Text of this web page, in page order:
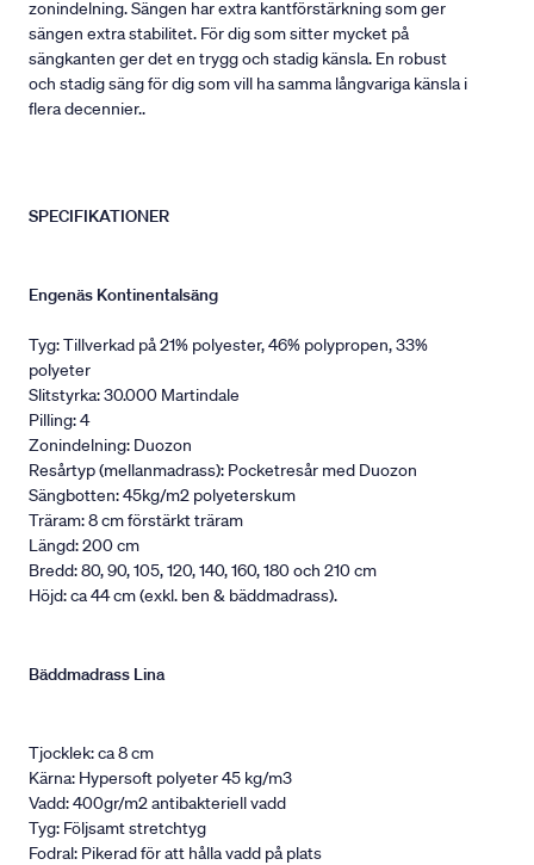
zonindelning. Sängen har extra kantförstärkning som ger
sängen extra stabilitet. För dig som sitter mycket på
sängkanten ger det en trygg och stadig känsla. En robust
och stadig säng för dig som vill ha samma långvariga känsla i
flera decennier..
SPECIFIKATIONER
Engenäs Kontinentalsäng
Tyg: Tillverkad på 21% polyester, 46% polypropen, 33%
polyeter
Slitstyrka: 30.000 Martindale
Pilling: 4
Zonindelning: Duozon
Resårtyp (mellanmadrass): Pocketresår med Duozon
Sängbotten: 45kg/m2 polyeterskum
Träram: 8 cm förstärkt träram
Längd: 200 cm
Bredd: 80, 90, 105, 120, 140, 160, 180 och 210 cm
Höjd: ca 44 cm (exkl. ben & bäddmadrass).
Bäddmadrass Lina
Tjocklek: ca 8 cm
Kärna: Hypersoft polyeter 45 kg/m3
Vadd: 400gr/m2 antibakteriell vadd
Tyg: Följsamt stretchtyg
Fodral: Pikerad för att hålla vadd på plats